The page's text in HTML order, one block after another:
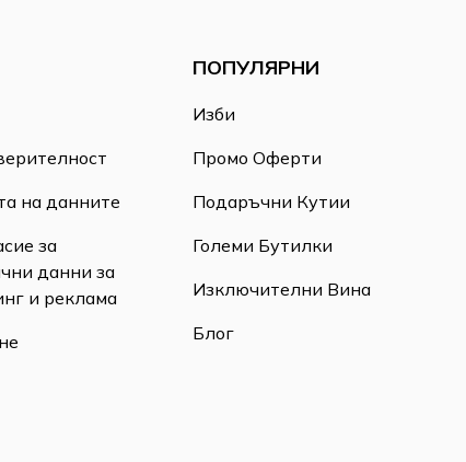
на данните
за
данни за
и реклама
ПОПУЛЯРНИ
Изби
Промо Оферти
Подаръчни Кутии
Големи Бутилки
Изключителни Вина
Блог